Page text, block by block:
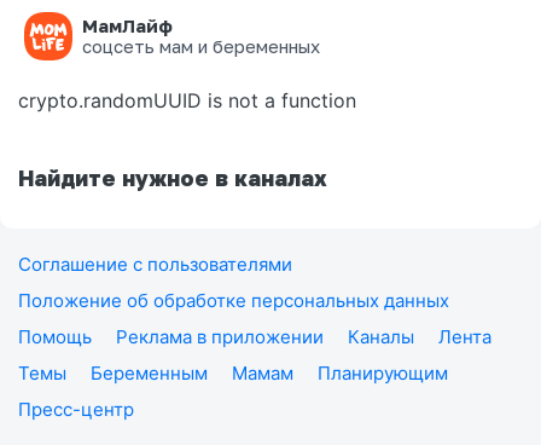
МамЛайф
соцсеть мам и беременных
Ошибка на странице
crypto.randomUUID is not a function
Найдите нужное в каналах
Соглашение с пользователями
Положение об обработке персональных данных
Помощь
Реклама в приложении Каналы
Лента
Темы
Беременным Мамам
Планирующим
Пресс-центр